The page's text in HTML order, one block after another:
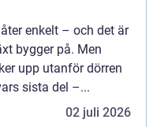
enkelt – och det är
bygger på. Men
upp utanför dörren
sista del –...
02 juli 2026